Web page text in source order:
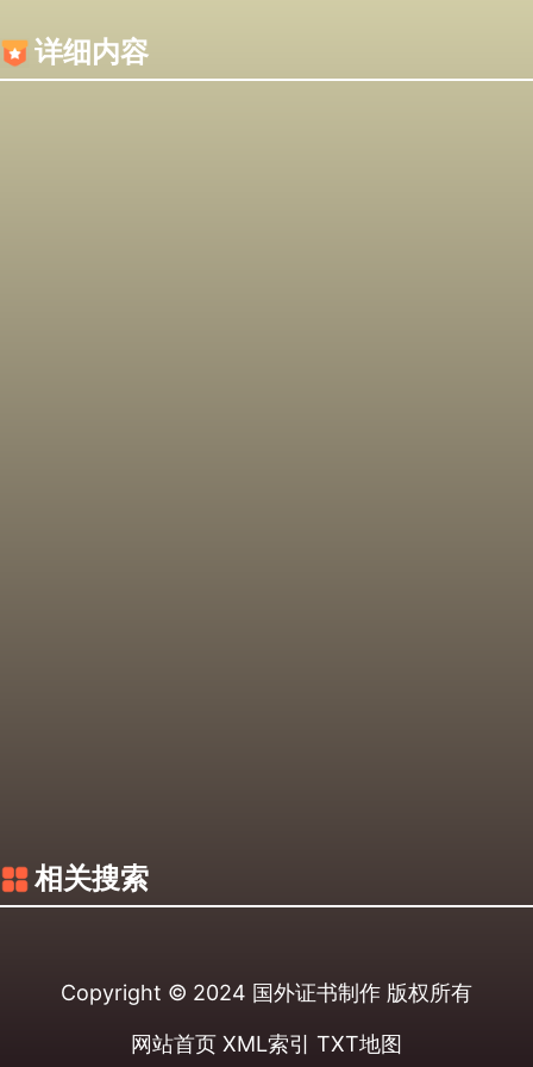
详细内容
相关搜索
Copyright © 2024 国外证书制作 版权所有
网站首页 XML索引 TXT地图